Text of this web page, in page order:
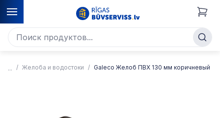
Желоба и водостоки Galeco Желоб ПВХ 130 мм коричневый